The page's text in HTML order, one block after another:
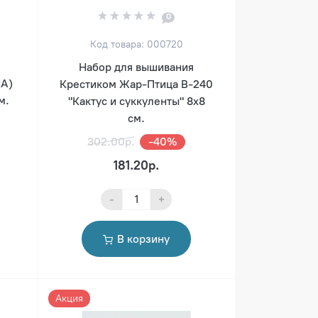
0
Код товара: 000720
Набор для вышивания
Крестиком Жар-Птица В-240
"Кактус и суккуленты" 8х8
см.
302.00р.
-40%
181.20р.
- +
В корзину
Акция